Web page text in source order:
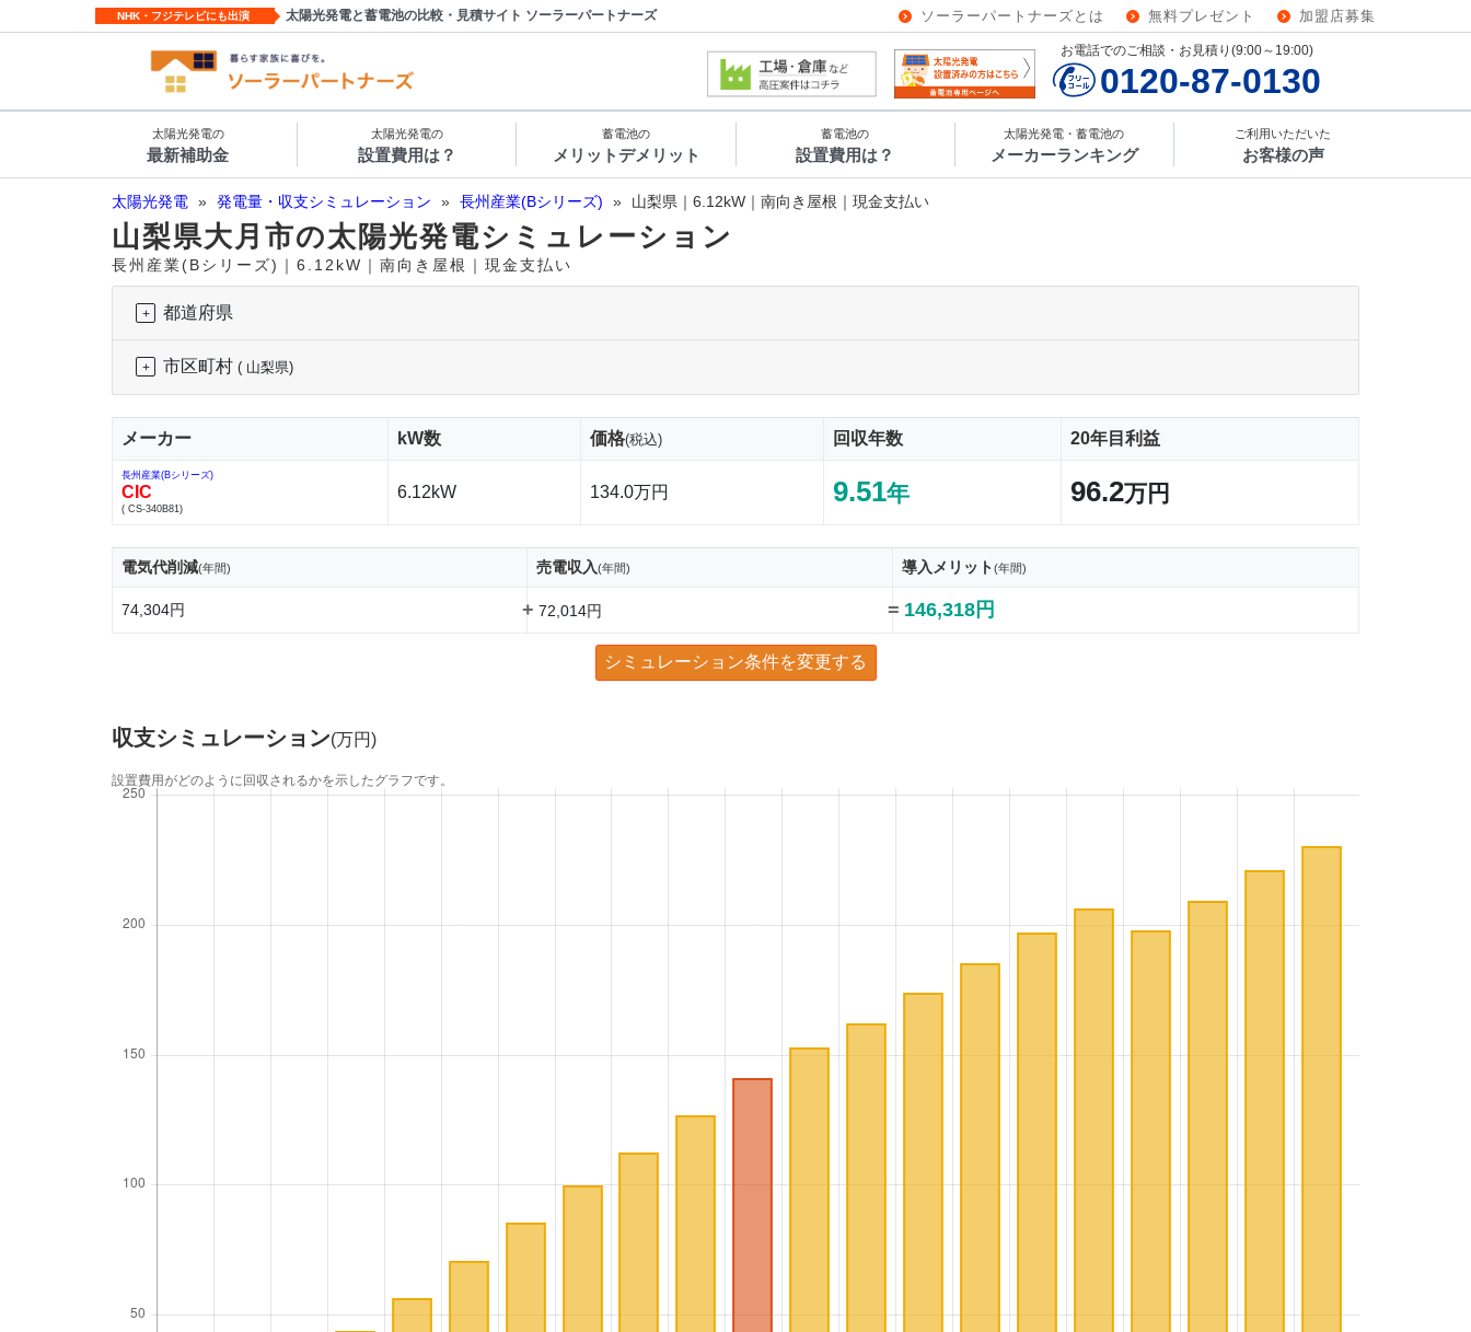
NHK・フジテレビにも出演 太陽光発電と蓄電池の比較・見積サイト ソーラーパートナーズ ソーラーパートナーズとは 無料プレゼント 加盟店募集
お電話でのご相談・お見積り(9:00～19:00)
0120-87-0130
太陽光発電の
最新補助金
太陽光発電の
設置費用は？
蓄電池の
メリットデメリット
蓄電池の
設置費用は？
太陽光発電・蓄電池の
メーカーランキング
ご利用いただいた
お客様の声
太陽光発電 » 発電量・収支シミュレーション » 長州産業(Bシリーズ) » 山梨県｜6.12kW｜南向き屋根｜現金支払い
山梨県大月市の太陽光発電シミュレーション
長州産業(Bシリーズ)｜6.12kW｜南向き屋根｜現金支払い
都道府県
市区町村 ( 山梨県)
メーカー kW数 価格(税込) 回収年数 20年目利益
長州産業(Bシリーズ)
CIC
( CS-340B81)
6.12kW 134.0万円 9.51年 96.2万円
電気代削減(年間) 売電収入(年間) 導入メリット(年間)
74,304円 + 72,014円 = 146,318円
シミュレーション条件を変更する
収支シミュレーション(万円)
設置費用がどのように回収されるかを示したグラフです。